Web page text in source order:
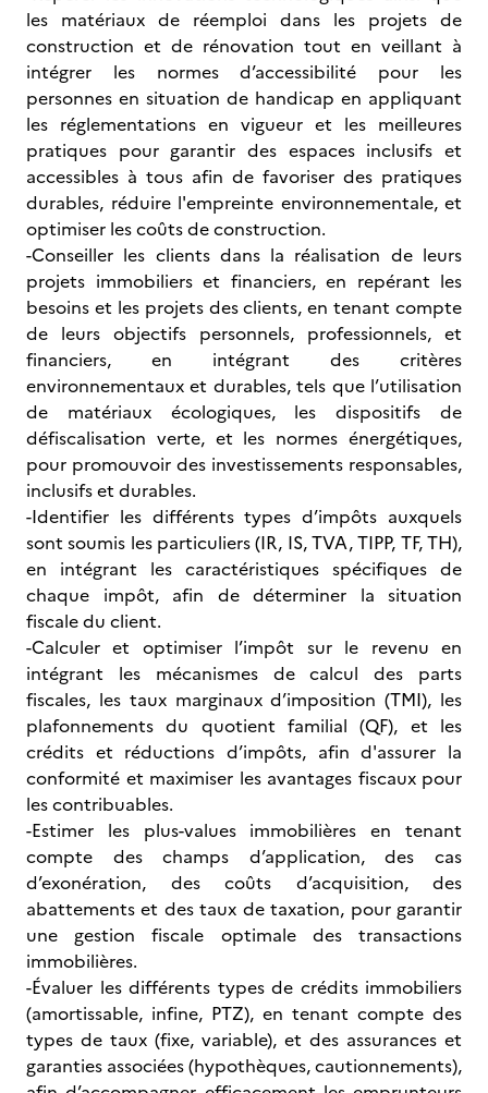
les matériaux de réemploi dans les projets de
construction et de rénovation tout en veillant à
intégrer les normes d’accessibilité pour les
personnes en situation de handicap en appliquant
les réglementations en vigueur et les meilleures
pratiques pour garantir des espaces inclusifs et
accessibles à tous afin de favoriser des pratiques
durables, réduire l'empreinte environnementale, et
optimiser les coûts de construction.
-Conseiller les clients dans la réalisation de leurs
projets immobiliers et financiers, en repérant les
besoins et les projets des clients, en tenant compte
de leurs objectifs personnels, professionnels, et
financiers, en intégrant des critères
environnementaux et durables, tels que l’utilisation
de matériaux écologiques, les dispositifs de
défiscalisation verte, et les normes énergétiques,
pour promouvoir des investissements responsables,
inclusifs et durables.
-Identifier les différents types d’impôts auxquels
sont soumis les particuliers (IR, IS, TVA, TIPP, TF, TH),
en intégrant les caractéristiques spécifiques de
chaque impôt, afin de déterminer la situation
fiscale du client.
-Calculer et optimiser l’impôt sur le revenu en
intégrant les mécanismes de calcul des parts
fiscales, les taux marginaux d’imposition (TMI), les
plafonnements du quotient familial (QF), et les
crédits et réductions d’impôts, afin d'assurer la
conformité et maximiser les avantages fiscaux pour
les contribuables.
-Estimer les plus-values immobilières en tenant
compte des champs d’application, des cas
d’exonération, des coûts d’acquisition, des
abattements et des taux de taxation, pour garantir
une gestion fiscale optimale des transactions
immobilières.
-Évaluer les différents types de crédits immobiliers
(amortissable, infine, PTZ), en tenant compte des
types de taux (fixe, variable), et des assurances et
garanties associées (hypothèques, cautionnements),